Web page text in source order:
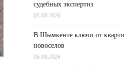
судебных экспертиз
05.08.2026
В Шымкенте ключи от
новоселов
05.08.2026